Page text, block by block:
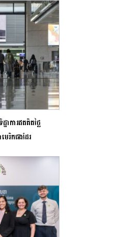
ការឥតគិតថ្លៃ
រិកផងដែរ